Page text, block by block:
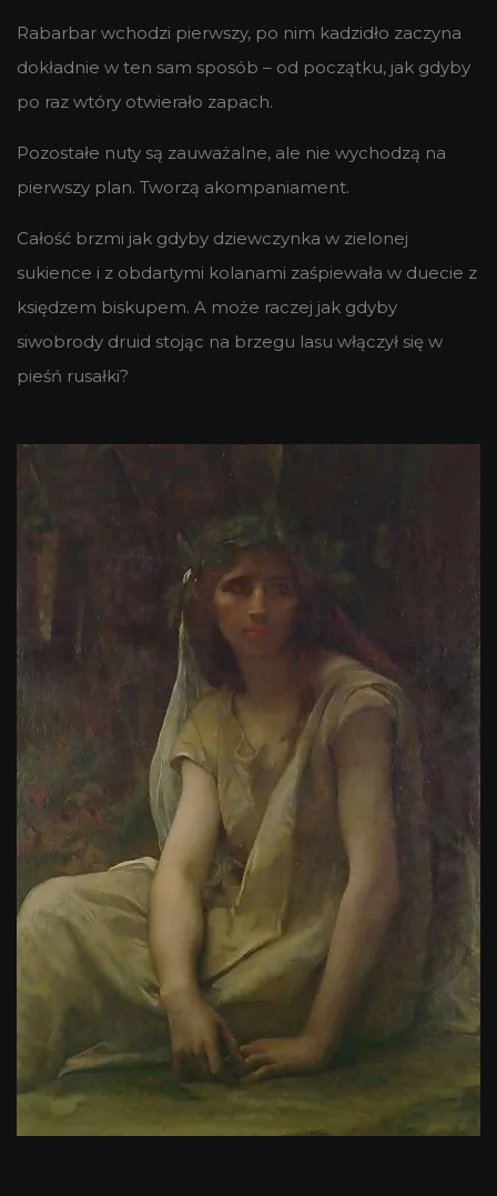
Rabarbar wchodzi pierwszy, po nim kadzidło zaczyna
dokładnie w ten sam sposób – od początku, jak gdyby
po raz wtóry otwierało zapach.
Pozostałe nuty są zauważalne, ale nie wychodzą na
pierwszy plan. Tworzą akompaniament.
Całość brzmi jak gdyby dziewczynka w zielonej
sukience i z obdartymi kolanami zaśpiewała w duecie z
księdzem biskupem. A może raczej jak gdyby
siwobrody druid stojąc na brzegu lasu włączył się w
pieśń rusałki?